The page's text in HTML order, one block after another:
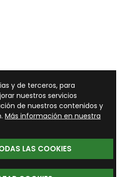
y de terceros, para
nuestros servicios
de nuestros contenidos y
Más información en nuestra
LAS COOKIES